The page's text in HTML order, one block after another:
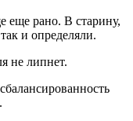
еще рано. В старину,
и определяли.
не липнет.